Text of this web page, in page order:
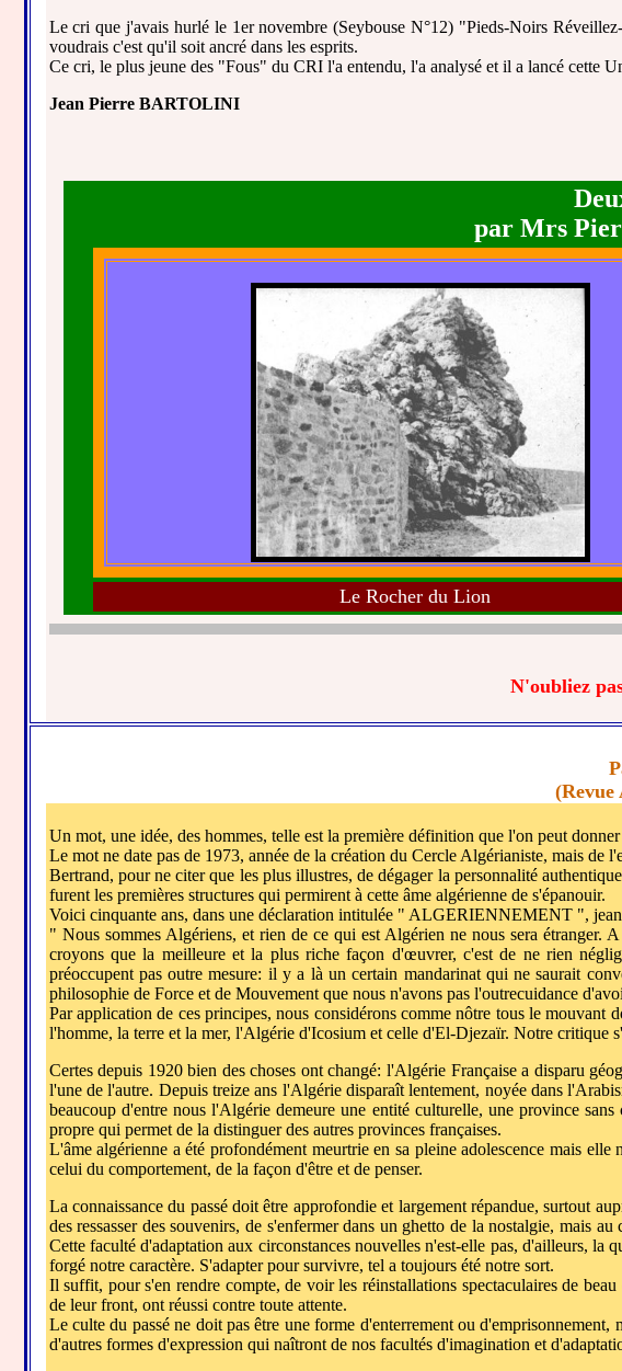
Le cri que j'avais hurlé le 1er novembre (Seybouse N°12) "Pieds-Noirs
voudrais c'est qu'il soit ancré dans les esprits.
Ce cri, le plus jeune des "Fous" du CRI l'a entendu, l'a analysé et il a lancé cette
Jean Pierre BARTOLINI
par Mrs
Le Rocher du Lion
N'oubliez
(Revue
Un mot, une idée, des hommes, telle est la première définition que l'on peut
Le mot ne date pas de 1973, année de la création du Cercle Algérianiste, mais
Bertrand, pour ne citer que les plus illustres, de dégager la personnalité
furent les premières structures qui permirent à cette âme algérienne de s'épanouir.
Voici cinquante ans, dans une déclaration intitulée " ALGERIENNEMENT ", jean
" Nous sommes Algériens, et rien de ce qui est Algérien ne nous sera étranger.
croyons que la meilleure et la plus riche façon d'œuvrer, c'est de ne rien
préoccupent pas outre mesure: il y a là un certain mandarinat qui ne saurait
philosophie de Force et de Mouvement que nous n'avons pas l'outrecuidance
Par application de ces principes, nous considérons comme nôtre tous le
l'homme, la terre et la mer, l'Algérie d'Icosium et celle d'El-Djezaïr. Notre
Certes depuis 1920 bien des choses ont changé: l'Algérie Française a disparu
l'une de l'autre. Depuis treize ans l'Algérie disparaît lentement, noyée dans
beaucoup d'entre nous l'Algérie demeure une entité culturelle, une province
propre qui permet de la distinguer des autres provinces françaises.
L'âme algérienne a été profondément meurtrie en sa pleine adolescence mais
celui du comportement, de la façon d'être et de penser.
La connaissance du passé doit être approfondie et largement répandue, surtout
des ressasser des souvenirs, de s'enfermer dans un ghetto de la nostalgie, mais
Cette faculté d'adaptation aux circonstances nouvelles n'est-elle pas, d'ailleurs,
forgé notre caractère. S'adapter pour survivre, tel a toujours été notre sort.
Il suffit, pour s'en rendre compte, de voir les réinstallations spectaculaires de
de leur front, ont réussi contre toute attente.
Le culte du passé ne doit pas être une forme d'enterrement ou
d'autres formes d'expression qui naîtront de nos facultés d'imagination et